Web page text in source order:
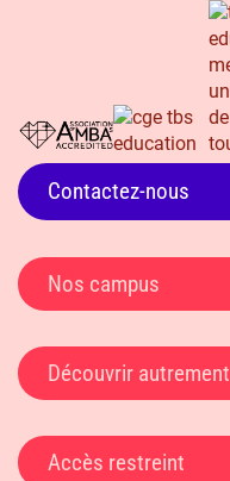
Contactez-nous
Nos campus
Découvrir autrement
Accès restreint